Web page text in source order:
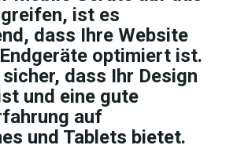
ist es
dass Ihre Website
optimiert ist.
dass Ihr Design
und eine gute
auf
und Tablets bietet.